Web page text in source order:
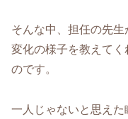
そんな中、担任の先生
変化の様子を教えて
のです。
一人じゃないと思えた